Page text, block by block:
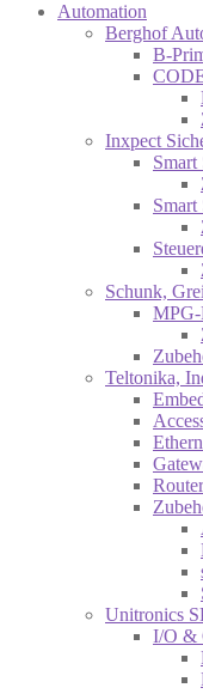
Automation
Berghof
B-
Inxpect
Smart
Smart
Schunk,
MPG-
Teltonika,
Router
Unitronics
I/O &